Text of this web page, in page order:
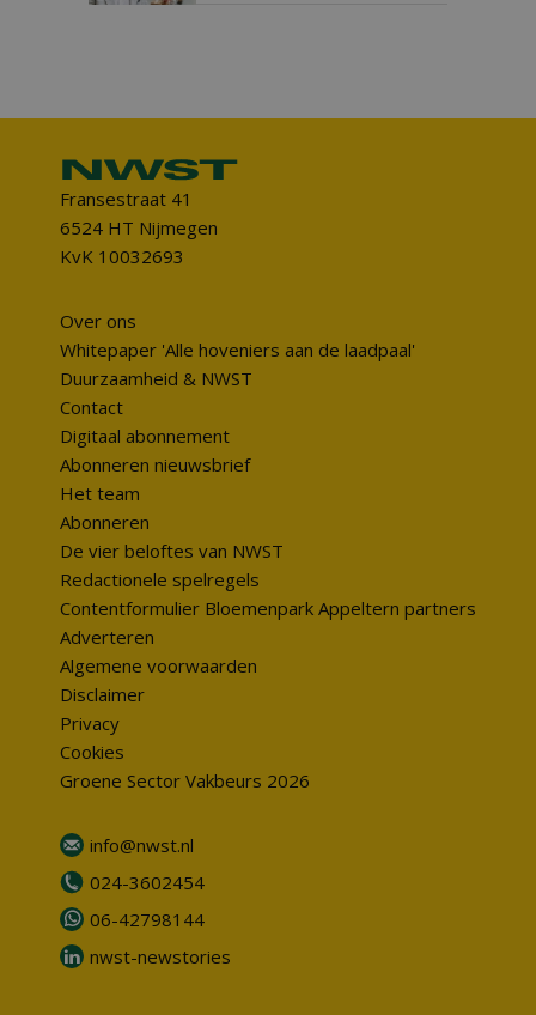
Fransestraat 41
6524 HT Nijmegen
KvK 10032693
Over ons
Whitepaper 'Alle hoveniers aan de laadpaal'
Duurzaamheid & NWST
Contact
Digitaal abonnement
Abonneren nieuwsbrief
Het team
Abonneren
De vier beloftes van NWST
Redactionele spelregels
Contentformulier Bloemenpark Appeltern partners
Adverteren
Algemene voorwaarden
Disclaimer
Privacy
Cookies
Groene Sector Vakbeurs 2026
info@nwst.nl
024-3602454
06-42798144
nwst-newstories